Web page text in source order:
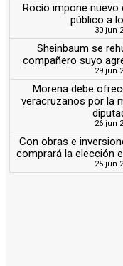
Rocío impone nuevo
público a
30 jun
Sheinbaum se
compañero suyo
29 jun
Morena debe
veracruzanos por la
26 jun
Con obras e
comprará la elección
25 jun